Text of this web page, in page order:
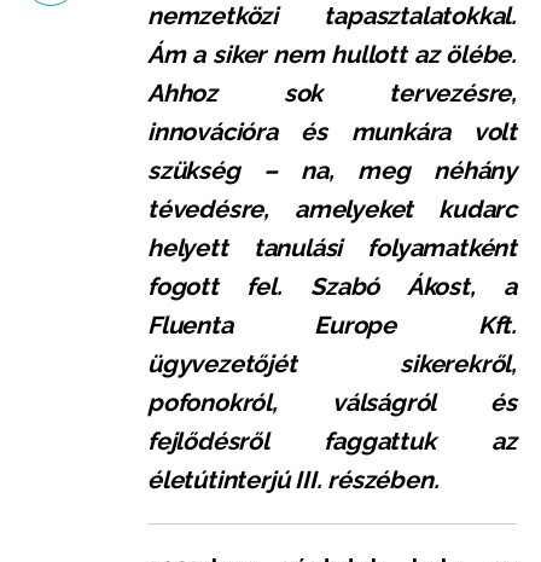
nemzetközi tapasztalatokkal.
Ám a siker nem hullott az ölébe.
Ahhoz sok tervezésre,
innovációra és munkára volt
szükség – na, meg néhány
tévedésre, amelyeket kudarc
helyett tanulási folyamatként
fogott fel. Szabó Ákost, a
Fluenta Europe Kft.
ügyvezetőjét sikerekről,
pofonokról, válságról és
fejlődésről faggattuk az
életútinterjú III. részében.